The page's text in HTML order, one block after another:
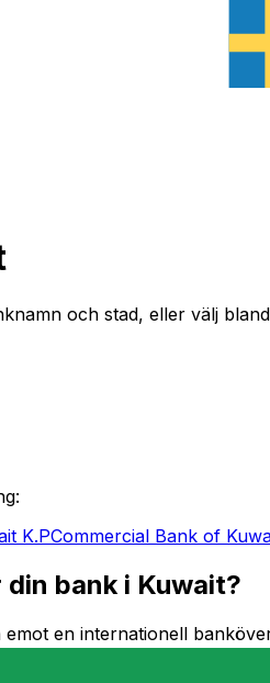
och stad, eller välj
K.PCommercial Bank of
bank i Kuwait?
en internationell
eller skickar pengar